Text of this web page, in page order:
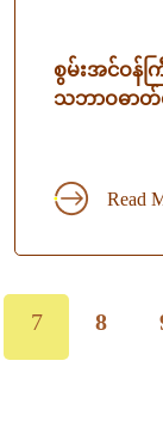
စွမ်းအင်ဝန်ကြီ
သဘာဝဓာတ်
Read
7 8